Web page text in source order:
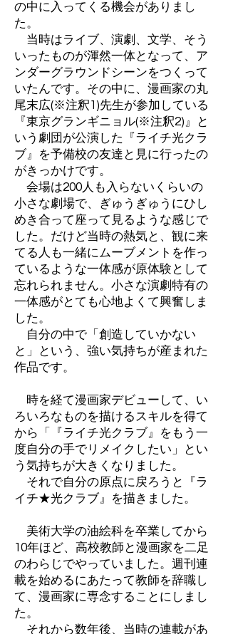
の中に入ってくる機会がありまし
た。
当時はライブ、演劇、文学、そう
いったものが渾然一体となって、ア
ンダーグラウンドシーンをつくって
いたんです。その中に、漫画家の丸
尾末広(※注釈1)先生が参加している
『東京グランギニョル(※注釈2)』と
いう劇団が公演した『ライチ光クラ
ブ』を予備校の友達と見に行ったの
がきっかけです。
会場は200人も入らないくらいの
小さな劇場で、ぎゅうぎゅうにひし
めき合って座って見るような感じで
した。だけど当時の熱気と、観に来
てる人も一緒にムーブメントを作っ
ているような一体感が原体験として
忘れられません。小さな演劇特有の
一体感がとても心地よくて興奮しま
した。
自分の中で「創造していかない
と」という、強い気持ちが産まれた
作品です。
時を経て漫画家デビューして、い
ろいろなものを描けるスキルを得て
から「『ライチ光クラブ』をもう一
度自分の手でリメイクしたい」とい
う気持ちが大きくなりました。
それで自分の原点に戻ろうと『ラ
イチ★光クラブ』を描きました。
美術大学の油絵科を卒業してから
10年ほど、高校教師と漫画家を二足
のわらじでやっていました。週刊連
載を始めるにあたって教師を辞職し
て、漫画家に専念することにしまし
た。
それから数年後、当時の連載があ